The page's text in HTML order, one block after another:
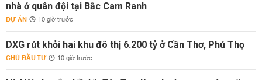
nhà ở quân đội tại Bắc Cam Ranh
DỰ ÁN 10 giờ trước
DXG rút khỏi hai khu đô thị 6.200 tỷ ở Cần Thơ, Phú Thọ
CHỦ ĐẦU TƯ 10 giờ trước